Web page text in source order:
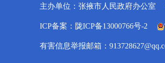
主办单位：张掖市人民政府办公室
ICP备案：陇ICP备13000766号-2
有害信息举报邮箱：